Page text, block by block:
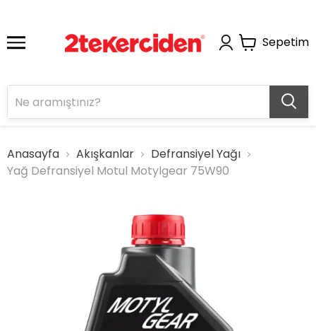
Sepetim
Anasayfa Akışkanlar
Defransiyel Yağı
Yağ Defransiyel Motul Motylgear 75W90